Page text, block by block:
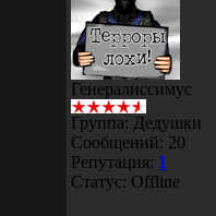
Генералиссимус
Группа: Дедушки
Сообщений: 20
Репутация: 1
Статус: Offline